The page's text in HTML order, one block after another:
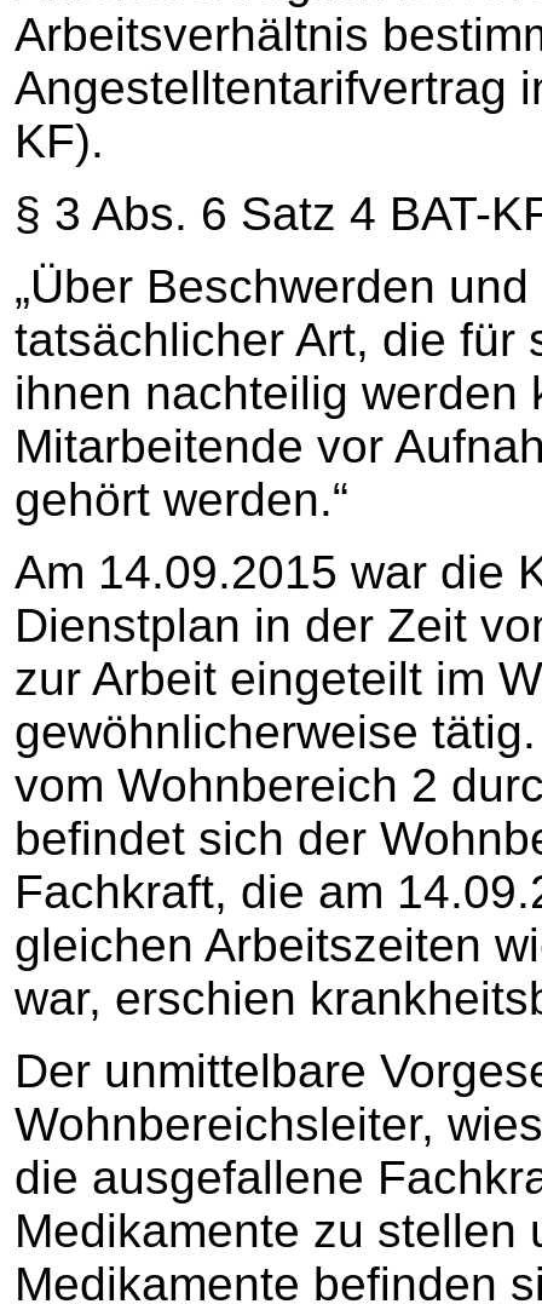
Arbeitsverhältnis
Angestelltentarifvertrag
KF).
§ 3 Abs. 6 Satz 4 BAT-
„Über Beschwerden
tatsächlicher Art, die für
ihnen nachteilig werden
Mitarbeitende vor
gehört werden.“
Am 14.09.2015 war die
Dienstplan in der Zeit
zur Arbeit eingeteilt im
gewöhnlicherweise
vom Wohnbereich 2
befindet sich der
Fachkraft, die am
gleichen Arbeitszeiten
war, erschien
Der unmittelbare
Wohnbereichsleiter,
die ausgefallene
Medikamente zu stellen
Medikamente befinden